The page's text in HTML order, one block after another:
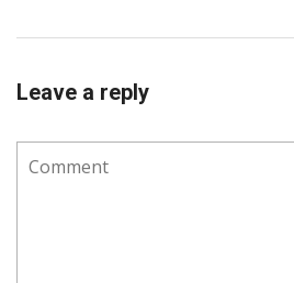
Leave a reply